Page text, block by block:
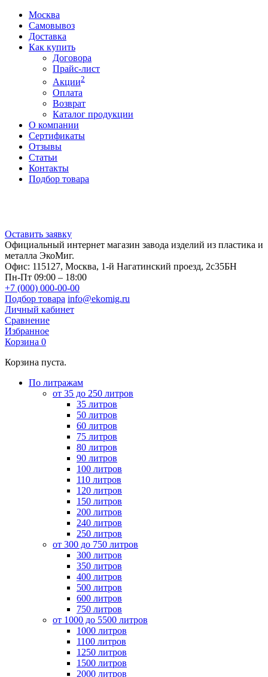
Москва
Самовывоз
Доставка
Как купить
Договора
Прайс-лист
Акции2
Оплата
Возврат
Каталог продукции
О компании
Сертификаты
Отзывы
Статьи
Контакты
Подбор товара
Оставить заявку
Официальный интернет магазин завода изделий из пластика и
металла ЭкоМиг.
Офис: 115127, Москва, 1-й Нагатинский проезд, 2с35БН
Пн-Пт 09:00 – 18:00
+7 (000) 000-00-00
Подбор товара info@ekomig.ru
Личный кабинет
Сравнение
Избранное
Корзина 0
Корзина пуста.
По литражам
от 35 до 250 литров
35 литров
50 литров
60 литров
75 литров
80 литров
90 литров
100 литров
110 литров
120 литров
150 литров
200 литров
240 литров
250 литров
от 300 до 750 литров
300 литров
350 литров
400 литров
500 литров
600 литров
750 литров
от 1000 до 5500 литров
1000 литров
1100 литров
1250 литров
1500 литров
2000 литров